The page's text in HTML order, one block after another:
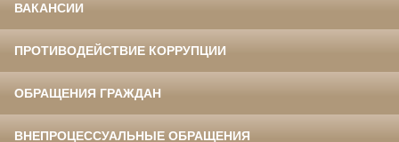
ВАКАНСИИ
ПРОТИВОДЕЙСТВИЕ КОРРУПЦИИ
ОБРАЩЕНИЯ ГРАЖДАН
ВНЕПРОЦЕССУАЛЬНЫЕ ОБРАЩЕНИЯ